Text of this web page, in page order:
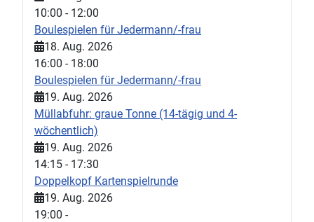
10:00 - 12:00
Boulespielen für Jedermann/-frau
18. Aug. 2026
16:00 - 18:00
Boulespielen für Jedermann/-frau
19. Aug. 2026
Müllabfuhr: graue Tonne (14-tägig und 4-
wöchentlich)
19. Aug. 2026
14:15 - 17:30
Doppelkopf Kartenspielrunde
19. Aug. 2026
19:00 -